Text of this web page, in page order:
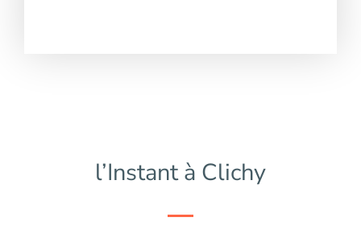
l’Instant à Clichy